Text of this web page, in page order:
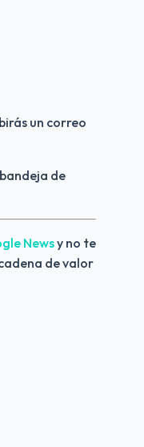
un correo
de
News y no te
de valor